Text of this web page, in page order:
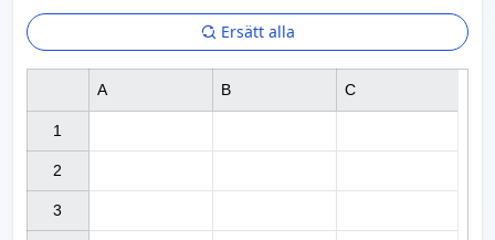
Ersätt alla
1
2
3
A B C